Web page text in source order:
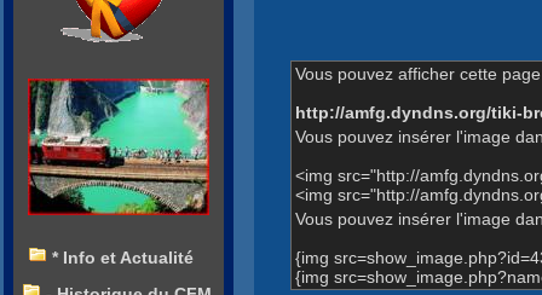
Vous pouvez afficher cette
http://amfg.dyndns.org/tiki-
Vous pouvez insérer l'image
<img src="http://
<img src="http://
Vous pouvez insérer l'image
{img
{img
* Info et Actualité